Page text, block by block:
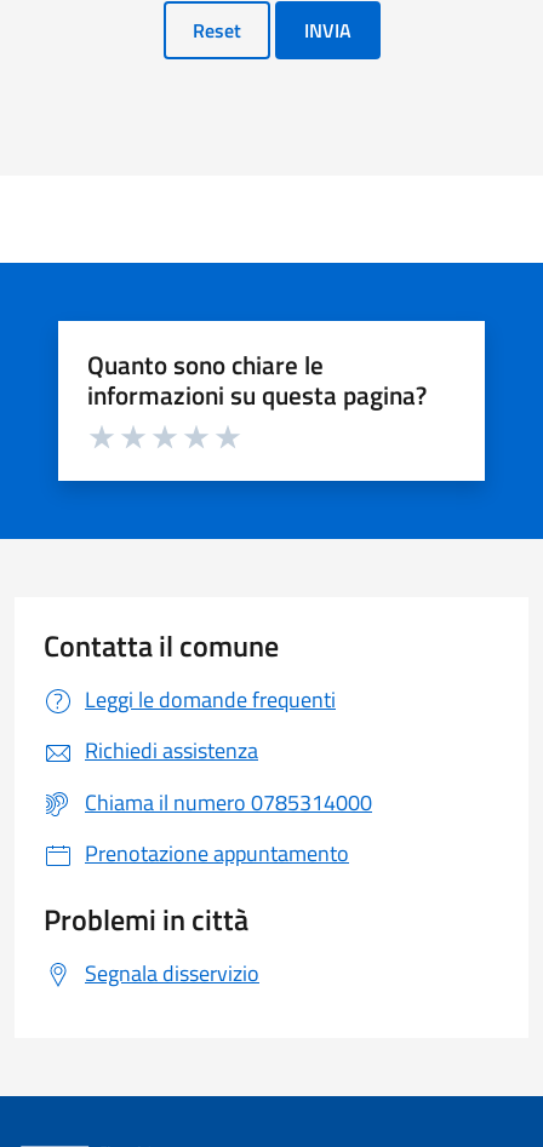
Reset INVIA
Quanto sono chiare le
informazioni su questa pagina?
Valuta da 1 a 5 stelle la pagina
Contatta il comune
Leggi le domande frequenti
Richiedi assistenza
Chiama il numero 0785314000
Prenotazione appuntamento
Problemi in città
Segnala disservizio